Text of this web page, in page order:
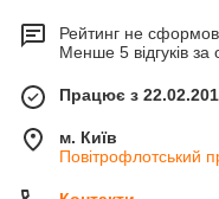
Рейтинг не
Менше 5 відгуків за
Працює з
м. Київ
Повітрофлотський